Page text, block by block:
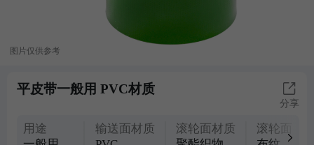
图片仅供参考
平皮带一般用 PVC材质
分享
用途
输送面材质
滚轮面材质
滚轮面纹